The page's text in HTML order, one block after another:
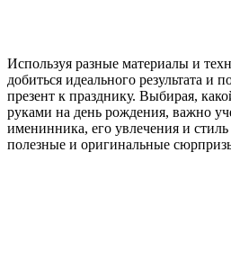
Используя разные материалы и
добиться идеального результата и
презент к празднику. Выбирая,
руками на день рождения, важно
именинника, его увлечения и
полезные и оригинальные